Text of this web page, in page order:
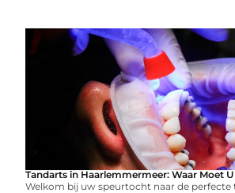
Tandarts in Haarlemmermeer: Waar Moet
Welkom bij uw speurtocht naar de perfecte